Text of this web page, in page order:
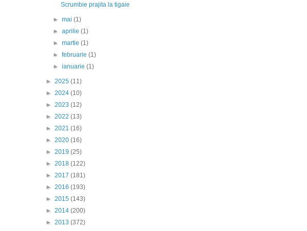
Scrumbie prajita la tigaie
►mai(1)
►aprilie(1)
►martie(1)
►februarie(1)
►ianuarie(1)
► 2025 (11)
► 2024 (10)
► 2023 (12)
► 2022 (13)
► 2021 (16)
► 2020 (16)
► 2019 (25)
► 2018 (122)
► 2017 (181)
► 2016 (193)
► 2015 (143)
► 2014 (200)
► 2013 (372)